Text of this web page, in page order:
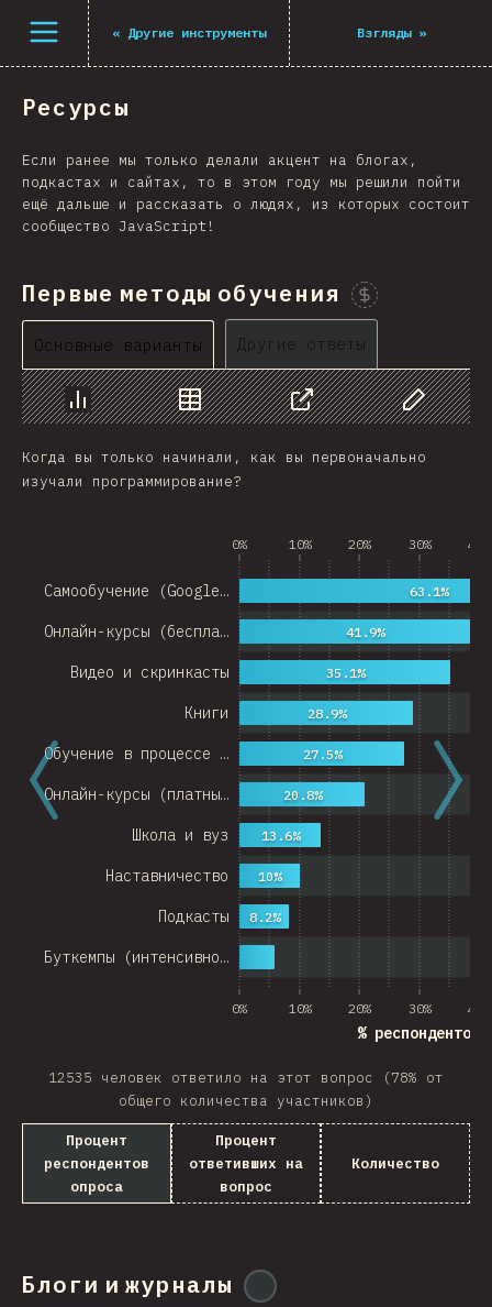
Открыть меню
« Другие инструменты Взгляды»
Ресурсы
Если ранее мы только делали акцент на блогах,
подкастах и сайтах, то в этом году мы решили пойти
ещё дальше и рассказать о людях, из которых состоит
сообщество JavaScript!
Первые методы обучения
Основные варианты Другие ответы
График Данные Поделиться Изменить
Когда вы только начинали, как вы первоначально
изучали программирование?
0% 10% 20% 30% 40%
0% 10% 20% 30% 40%
% респондентов
Буткемпы (интенсивно…
Подкасты
Наставничество
Школа и вуз
Онлайн-курсы (платны…
Обучение в процессе …
Книги
Видео и скринкасты
Онлайн-курсы (беспла…
Самообучение (Google…
8.2%
10%
13.6%
20.8%
27.5%
28.9%
35.1%
41.9%
63.1%
12535 человек ответило на этот вопрос (78% от
общего количества участников)
Процент
респондентов
опроса
Процент
ответивших на
вопрос
Количество
Блоги и журналы
Navigated to The State of JS 2021